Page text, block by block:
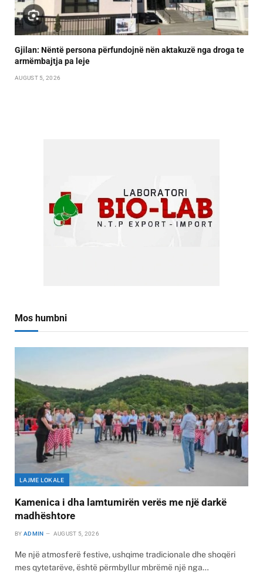
Gjilan: Nëntë persona përfundojnë nën aktakuzë nga droga te
armëmbajtja pa leje
AUGUST 5, 2026
Mos humbni
LAJME LOKALE
Kamenica i dha lamtumirën verës me një darkë
madhështore
BY ADMIN AUGUST 5, 2026
Me një atmosferë festive, ushqime tradicionale dhe shoqëri
mes qytetarëve, është përmbyllur mbrëmë një nga…